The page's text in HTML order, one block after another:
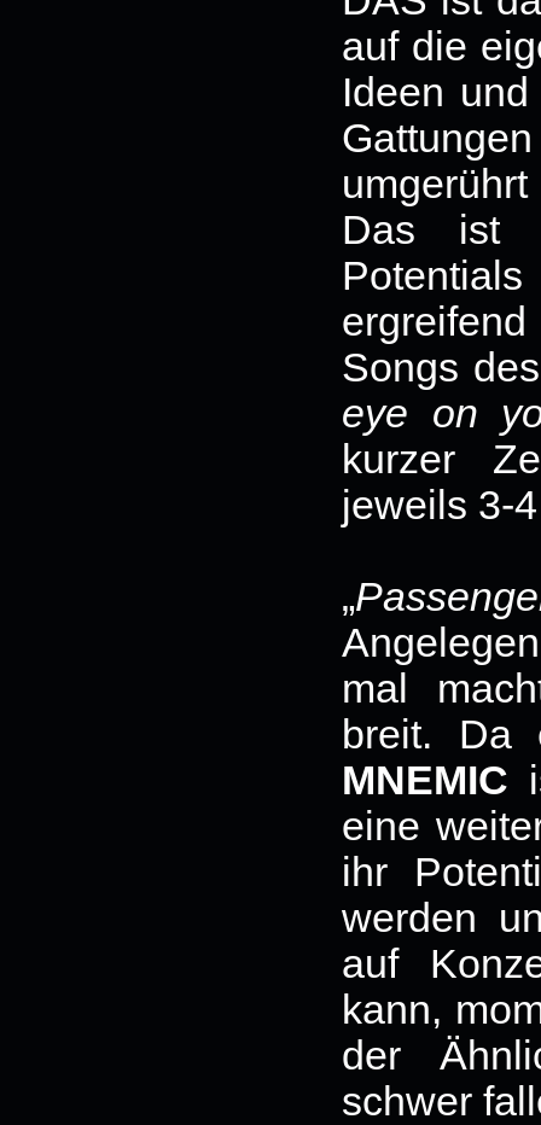
auf die
Ideen
Das ist
Songs
eye on
kurzer
jeweils 3-
„
mal
breit. Da
MNEMIC
eine
ihr
werden
auf
kann,
der
schwer